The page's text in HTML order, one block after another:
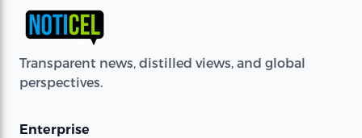
Transparent news, distilled views, and global
perspectives.
Enterprise